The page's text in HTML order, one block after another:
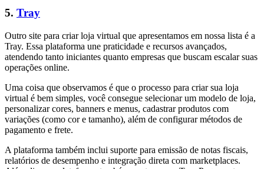
5. Tray
Outro site para criar loja virtual que apresentamos em nossa lista é a
Tray. Essa plataforma une praticidade e recursos avançados,
atendendo tanto iniciantes quanto empresas que buscam escalar suas
operações online.
Uma coisa que observamos é que o processo para criar sua loja
virtual é bem simples, você consegue selecionar um modelo de loja,
personalizar cores, banners e menus, cadastrar produtos com
variações (como cor e tamanho), além de configurar métodos de
pagamento e frete.
A plataforma também inclui suporte para emissão de notas fiscais,
relatórios de desempenho e integração direta com marketplaces.